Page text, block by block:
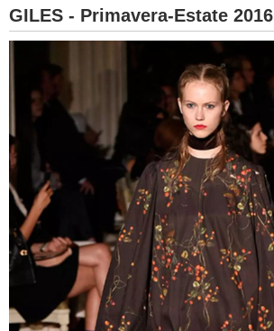
GILES - Primavera-Estate 2016